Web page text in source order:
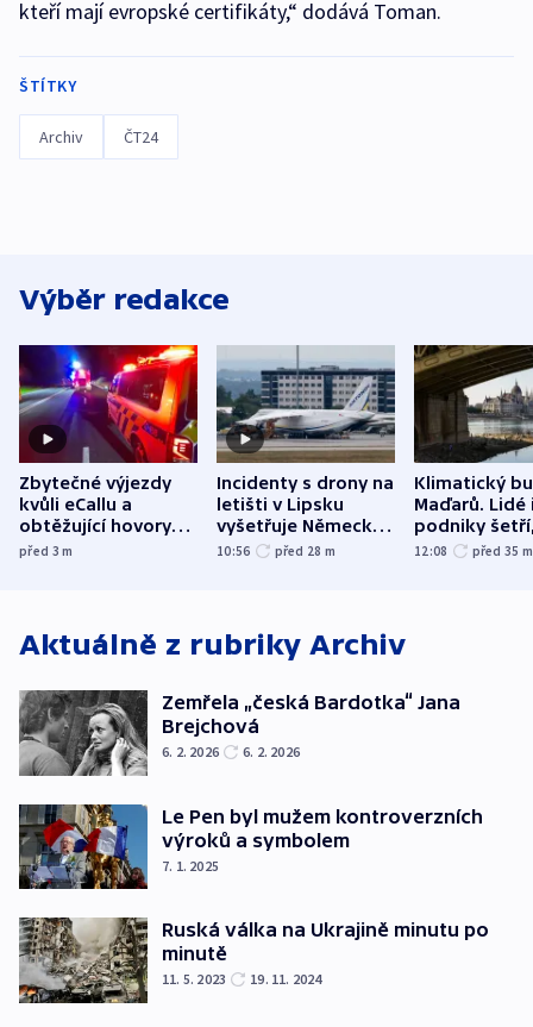
kteří mají evropské certifikáty,“ dodává Toman.
ŠTÍTKY
Archiv ČT24
Výběr redakce
Zbytečné výjezdy
kvůli eCallu a
obtěžující hovory
zdržují záchranáře
před 3m
Incidenty s drony na
letišti v Lipsku
vyšetřuje Německo
jako úmyslný pokus
10:56 před 28 m
Klimatický
Maďarů. Lidé
podniky
omezuje se
12:08 před 35 m
Aktuálně z rubriky Archiv
Zemřela „česká Bardotka“ Jana
Brejchová
6. 2. 2026 6. 2. 2026
Le Pen byl mužem kontroverzních
výroků a symbolem
7. 1. 2025
Ruská válka na Ukrajině minutu po
minutě
11. 5. 2023 19. 11. 2024